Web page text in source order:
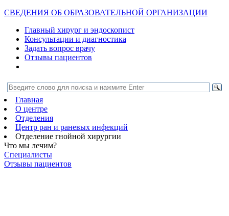
СВЕДЕНИЯ ОБ ОБРАЗОВАТЕЛЬНОЙ ОРГАНИЗАЦИИ
Главный хирург и эндоскопист
Консультации и диагностика
Задать вопрос врачу
Отзывы пациентов
Главная
О центре
Отделения
Центр ран и раневых инфекций
Отделение гнойной хирургии
Что мы лечим?
Специалисты
Отзывы пациентов